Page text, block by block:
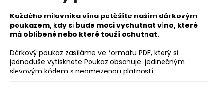
z
5
hvězdiček.
Každého milovníka vína potěšíte naším dárkovým
poukazem, kdy si bude moci vychutnat víno, které
má oblíbené nebo které touží ochutnat.
Dárkový poukaz zasíláme ve formátu PDF, který si
jednoduše vytisknete Poukaz obsahuje jedinečným
slevovým kódem s neomezenou platností.
a
j
í
t
?